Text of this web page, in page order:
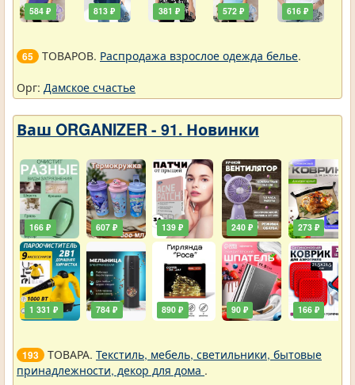
584 ₽ 813 ₽ 381 ₽ 572 ₽ 616 ₽
65 ТОВАРОВ. Распродажа взрослое одежда белье.
Орг: Дамское счастье
Ваш ORGANIZER - 91. Новинки
166 ₽
1 331 ₽
607 ₽
784 ₽
139 ₽
890 ₽
240 ₽
90 ₽
273 ₽
166 ₽
193 ТОВАРА. Текстиль, мебель, светильники, бытовые
принадлежности, декор для дома .